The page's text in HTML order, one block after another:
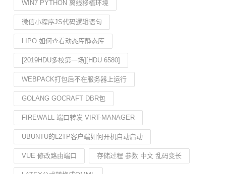
WIN7 PYTHON 离线移植环境
微信小程序JS代码逻辑语句
LIPO 如何查看动态库静态库
[2019HDU多校第一场][HDU 6580]
WEBPACK打包后不在服务器上运行
GOLANG GOCRAFT DBR包
FIREWALL 端口转发 VIRT-MANAGER
UBUNTU的L2TP客户端如何开机自动启动
VUE 修改路由端口 存储过程 参数 中文 乱码变长